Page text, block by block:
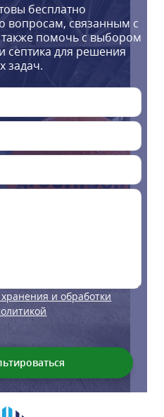
бесплатно
вопросам, связанным с
помочь с выбором
септика для решения
задач.
и обработки